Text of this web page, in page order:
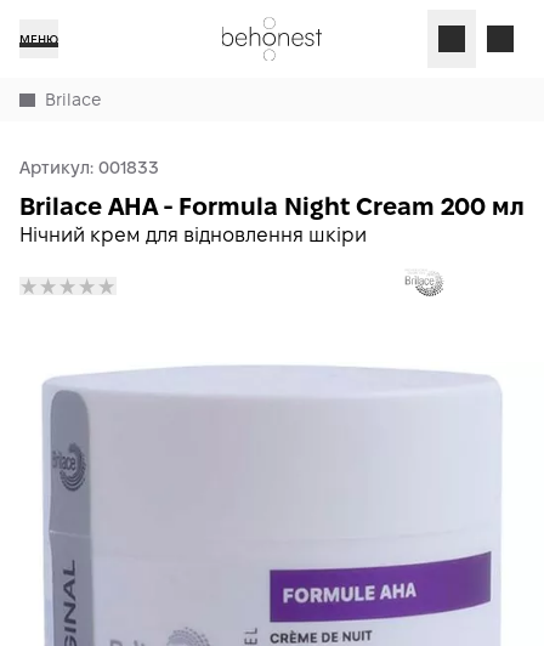
МЕНЮ
Brilace
Артикул: 001833
Нічний крем для відновлення шкіри
Brilace AHA - Formula Night Cream 200 мл